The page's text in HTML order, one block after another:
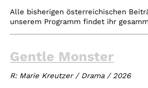
Alle bisherigen österreichischen
unserem Programm findet ihr
Gentle Monster
R: Marie Kreutzer / Drama / 2026